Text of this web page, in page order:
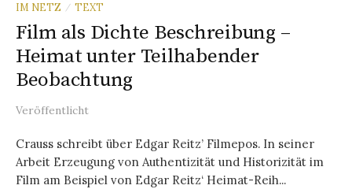
IM NETZ / TEXT
Film als Dichte Beschreibung –
Heimat unter Teilhabender
Beobachtung
Veröffentlicht
Crauss schreibt über Edgar Reitz’ Filmepos. In seiner
Arbeit Erzeugung von Authentizität und Historizität im
Film am Beispiel von Edgar Reitz‘ Heimat-Reih...